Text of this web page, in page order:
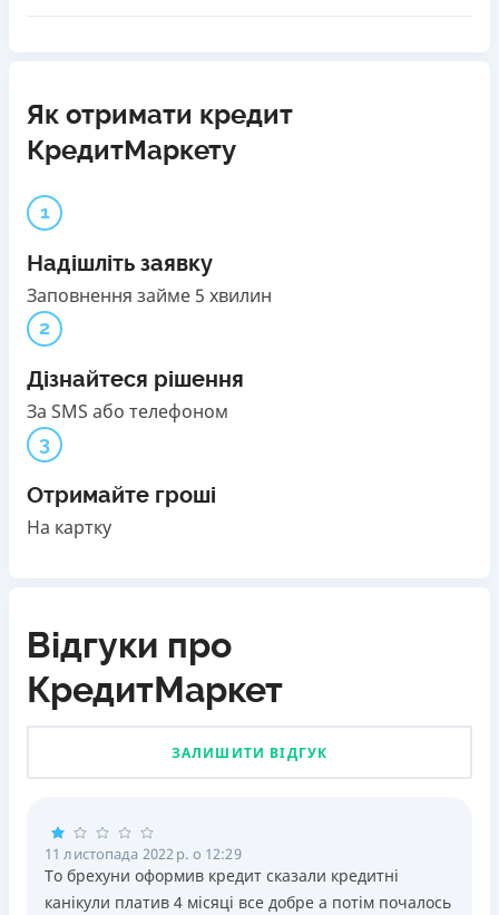
Як отримати кредит
КредитМаркету
1
Надішліть заявку
Заповнення займе 5 хвилин
2
Дізнайтеся рішення
За SMS або телефоном
3
Отримайте гроші
На картку
Відгуки про
КредитМаркет
ЗАЛИШИТИ ВІДГУК
11 листопада 2022 р. о 12:29
То брехуни оформив кредит сказали кредитні
канікули платив 4 місяці все добре а потім почалось